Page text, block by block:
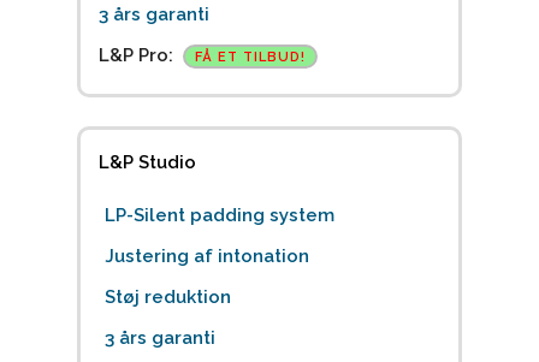
3 års garanti
L&P Pro:
FÅ ET TILBUD!
L&P Studio
LP-Silent padding system
Justering af intonation
Støj reduktion
3 års garanti